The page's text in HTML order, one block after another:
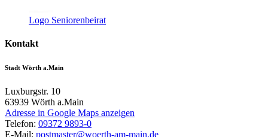
Logo Seniorenbeirat
Kontakt
Stadt Wörth a.Main
Luxburgstr. 10
63939 Wörth a.Main
Adresse in Google Maps anzeigen
Telefon: 09372 9893-0
E-Mail: postmaster@woerth-am-main.de